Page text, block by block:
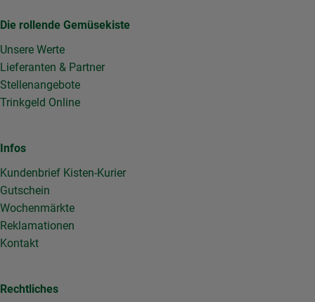
Die rollende Gemüsekiste
Unsere Werte
Lieferanten & Partner
Stellenangebote
Trinkgeld Online
Infos
Kundenbrief Kisten-Kurier
Gutschein
Wochenmärkte
Reklamationen
Kontakt
Rechtliches